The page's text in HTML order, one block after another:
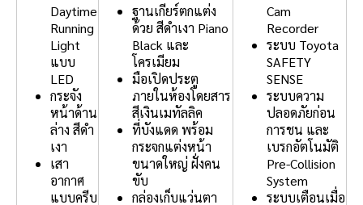
Daytime
Running
Light
แบบ
LED
กระจัง
หน้าด้าน
ล่าง สีดำ
เงา
เสา
อากาศ
แบบครีบ
ฐานเกียร์ตกแต่ง
ด้วย สีดำเงา Piano
Black และ
โครเมียม
มือเปิดประตู
ภายในห้องโดยสาร
สีเงินเมทัลลิค
ที่บังแดด พร้อม
กระจกแต่งหน้า
ขนาดใหญ่ ฝั่งคน
ขับ
กล่องเก็บแว่นตา
Cam
Recorder
ระบบ Toyota
SAFETY
SENSE
ระบบความ
ปลอดภัยก่อน
การชน และ
เบรกอัตโนมัติ
Pre-Collision
System
ระบบเตือนเมื่อ